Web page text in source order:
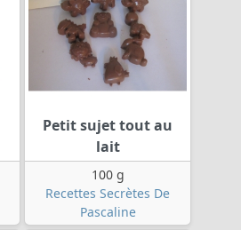
Petit sujet tout au
lait
100 g
Recettes Secrètes De
Pascaline